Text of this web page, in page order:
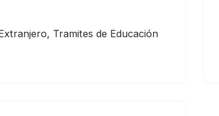
, Tramites de Educación